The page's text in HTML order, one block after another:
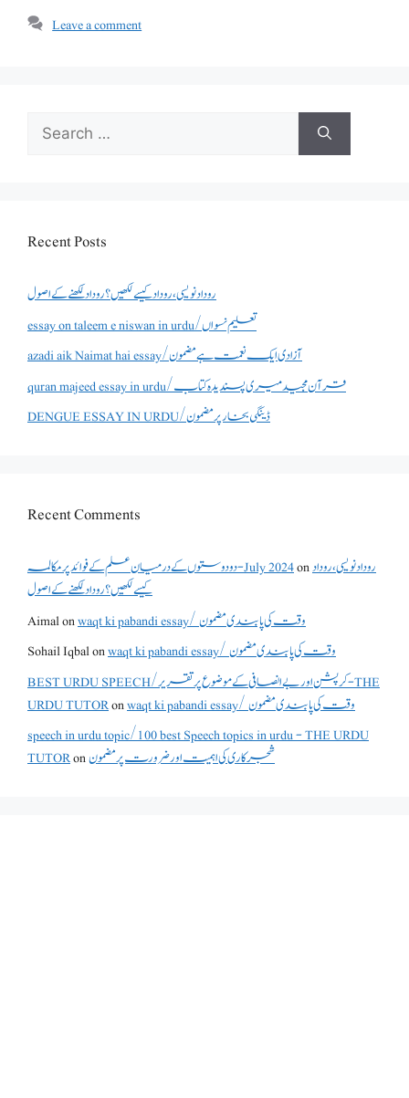
Leave a comment
Search
for:
Recent Posts
روداد نویسی ،روداد کیسے لکھیں؟ روداد لکھنے کے اصول
essay on taleem e niswan in urdu/تعلیم نسواں
azadi aik Naimat hai essay/آزادی ایک نعمت ہے مضمون
quran majeed essay in urdu/قرآن مجید میری پسندیدہ کتاب
DENGUE ESSAY IN URDU/ڈینگی بخار پر مضمون
Recent Comments
دو دوستوں کے درمیان علم کے فوائد پر مکالمہ - July 2024onروداد نویسی ،روداد
کیسے لکھیں؟ روداد لکھنے کے اصول
Aimalon
waqt ki pabandi essay/ وقت کی پابندی مضمون
Sohail Iqbalon
waqt ki pabandi essay/ وقت کی پابندی مضمون
BEST URDU SPEECH/کرپشن اور بے انصافی کے موضوع پر تقریر - THE
URDU TUTORon
waqt ki pabandi essay/ وقت کی پابندی مضمون
speech in urdu topic/100 best Speech topics in urdu - THE URDU
TUTORonشجرکاری کی اہمیت اور ضرورت پر مضمون